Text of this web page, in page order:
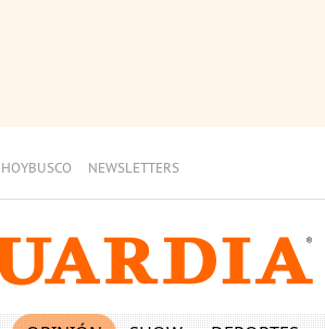
HOYBUSCO NEWSLETTERS